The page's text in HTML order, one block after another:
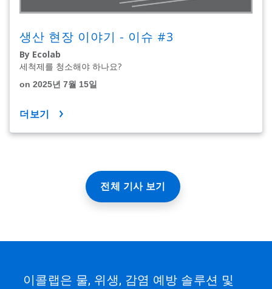
생산 현장 이야기 - 이슈 #3
By Ecolab
세척제를 청소해야 하나요?
on 2025년 7월 15일
더보기
전체 기사 보기
이콜랩은 물, 위생, 감염 예방 솔루션 및